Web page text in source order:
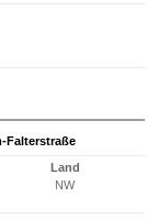
Falterstraße
Land
NW